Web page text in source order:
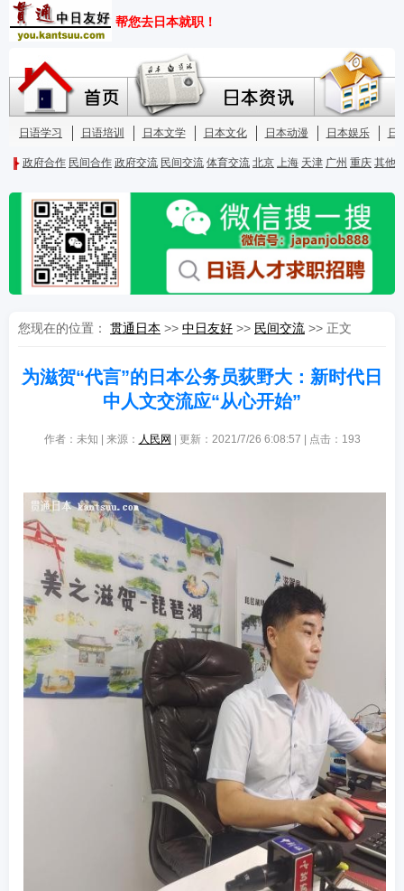
您现在的位置： 贯通日本 >> 中日友好 >> 民间交流 >> 正文
为滋贺“代言”的日本公务员荻野大：新时代日
中人文交流应“从心开始”
作者：未知 | 来源： 人民网 | 更新：2021/7/26 6:08:57 | 点击： 193